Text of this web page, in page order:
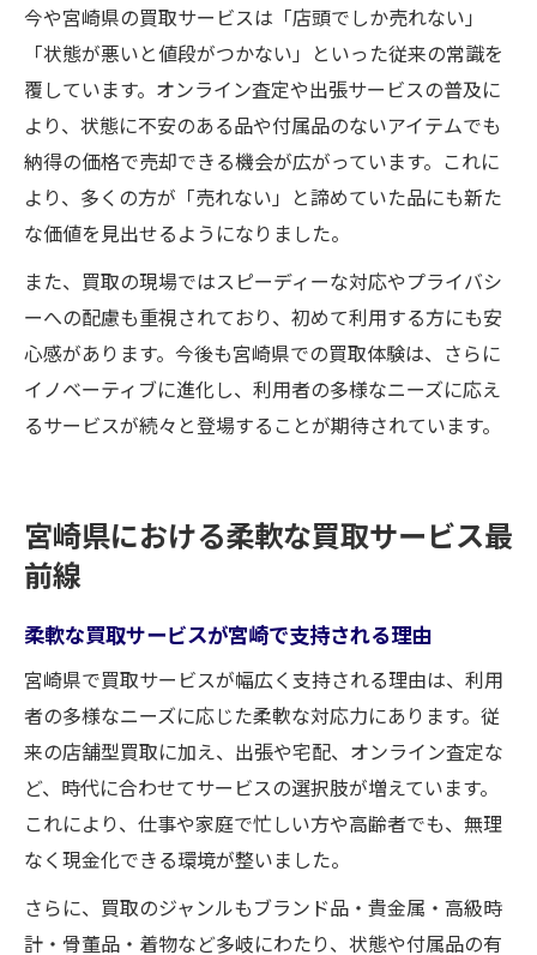
今や宮崎県の買取サービスは「店頭でしか売れない」
「状態が悪いと値段がつかない」といった従来の常識を
覆しています。オンライン査定や出張サービスの普及に
より、状態に不安のある品や付属品のないアイテムでも
納得の価格で売却できる機会が広がっています。これに
より、多くの方が「売れない」と諦めていた品にも新た
な価値を見出せるようになりました。
また、買取の現場ではスピーディーな対応やプライバシ
ーへの配慮も重視されており、初めて利用する方にも安
心感があります。今後も宮崎県での買取体験は、さらに
イノベーティブに進化し、利用者の多様なニーズに応え
るサービスが続々と登場することが期待されています。
宮崎県における柔軟な買取サービス最
前線
柔軟な買取サービスが宮崎で支持される理由
宮崎県で買取サービスが幅広く支持される理由は、利用
者の多様なニーズに応じた柔軟な対応力にあります。従
来の店舗型買取に加え、出張や宅配、オンライン査定な
ど、時代に合わせてサービスの選択肢が増えています。
これにより、仕事や家庭で忙しい方や高齢者でも、無理
なく現金化できる環境が整いました。
さらに、買取のジャンルもブランド品・貴金属・高級時
計・骨董品・着物など多岐にわたり、状態や付属品の有